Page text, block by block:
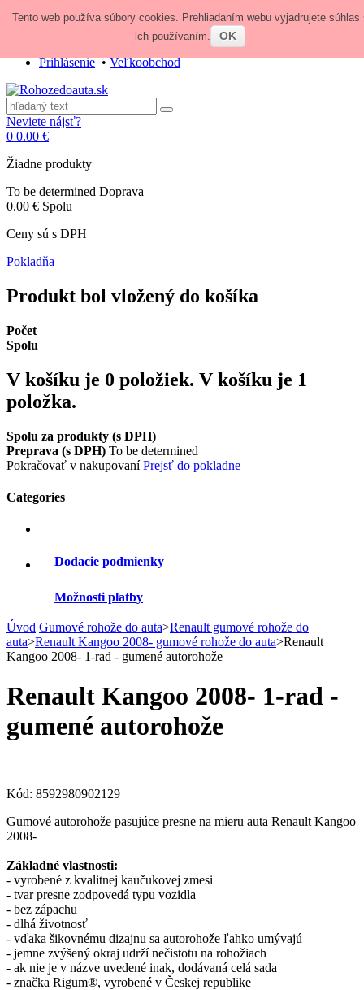
Zavolajte nám:+421 948 84 64 64
obchod@rohozedoauta.sk
Prihlásenie•Veľkoobchod
Neviete nájsť?
0 0.00 €
Žiadne produkty
To be determined Doprava
0.00 € Spolu
Ceny sú s DPH
Pokladňa
Produkt bol vložený do košíka
Počet
Spolu
V košíku je 0 položiek. V košíku je 1
položka.
Spolu za produkty (s DPH)
Preprava (s DPH) To be determined
Pokračovať v nakupovaníPrejsť do pokladne
Categories
Dodacie podmienky
Možnosti platby
Úvod Gumové rohože do auta>Renault gumové rohože do
auta>Renault Kangoo 2008- gumové rohože do auta>Renault
Kangoo 2008- 1-rad - gumené autorohože
Renault Kangoo 2008- 1-rad -
gumené autorohože
Kód: 8592980902129
Gumové autorohože pasujúce presne na mieru auta Renault Kangoo
2008-
Základné vlastnosti:
- vyrobené z kvalitnej kaučukovej zmesi
- tvar presne zodpovedá typu vozidla
- bez zápachu
- dlhá životnosť
- vďaka šikovnému dizajnu sa autorohože ľahko umývajú
- jemne zvýšený okraj udrží nečistotu na rohožiach
- ak nie je v názve uvedené inak, dodávaná celá sada
- značka Rigum®, vyrobené v Českej republike
Tento web používa súbory cookies. Prehliadaním webu vyjadrujete súhlas
ich používaním.
OK